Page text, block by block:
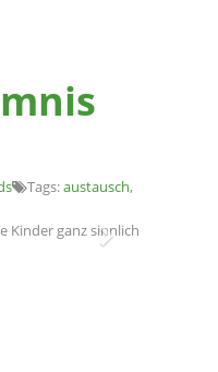
Tags:austausch,
Kinder ganz sinnlich